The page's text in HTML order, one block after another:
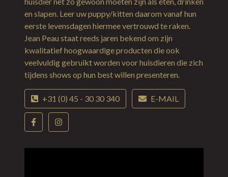
en slapen. Leer uw puppy/kitten daarom vanaf hun
eerste levensdagen hiermee vertrouwd te raken.
Jean Peau staat reeds jaren bekend om zijn
kwalitatief hoogwaardige producten die ook
veelvuldig gebruikt worden voor huisdieren die zich
tijdens shows op hun best willen presenteren.
+31 (0) 45 - 30 30 340 E-MAIL